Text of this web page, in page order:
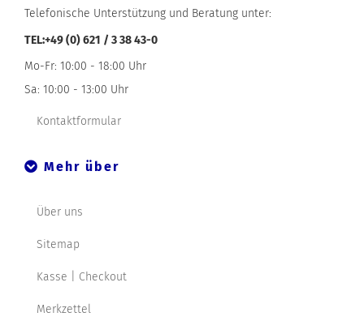
Telefonische Unterstützung und Beratung unter:
TEL:+49 (0) 621 / 3 38 43-0
Mo-Fr: 10:00 - 18:00 Uhr
Sa: 10:00 - 13:00 Uhr
Kontaktformular
Mehr über
Über uns
Sitemap
Kasse | Checkout
Merkzettel